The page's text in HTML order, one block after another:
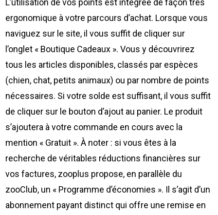
L’utilisation de vos points est intégrée de façon très
ergonomique à votre parcours d’achat. Lorsque vous
naviguez sur le site, il vous suffit de cliquer sur
l’onglet « Boutique Cadeaux ». Vous y découvrirez
tous les articles disponibles, classés par espèces
(chien, chat, petits animaux) ou par nombre de points
nécessaires. Si votre solde est suffisant, il vous suffit
de cliquer sur le bouton d’ajout au panier. Le produit
s’ajoutera à votre commande en cours avec la
mention « Gratuit ». À noter : si vous êtes à la
recherche de véritables réductions financières sur
vos factures, zooplus propose, en parallèle du
zooClub, un « Programme d’économies ». Il s’agit d’un
abonnement payant distinct qui offre une remise en